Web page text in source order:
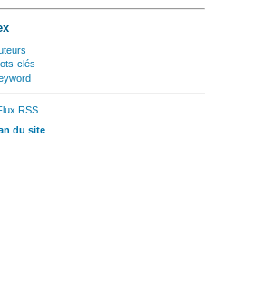
mots-clés
RSS
du site